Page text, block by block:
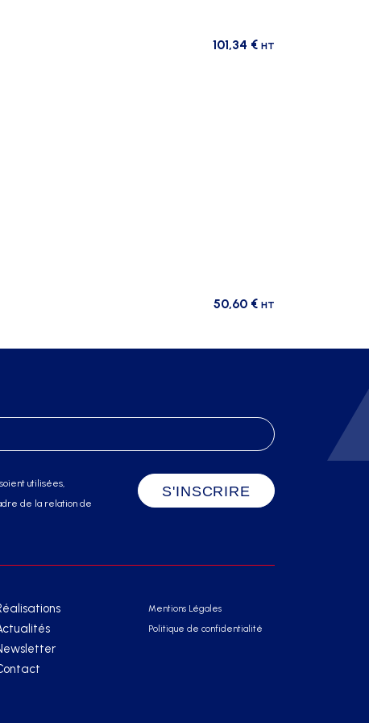
101,34 € HT
50,60 € HT
utilisées,
de la relation de
Mentions Légales
Politique de confidentialité